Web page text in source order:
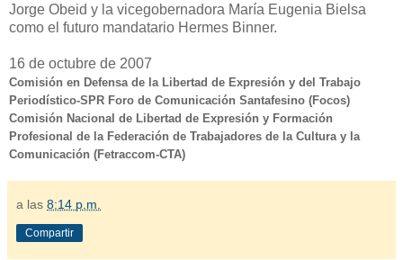
Jorge Obeid y la vicegobernadora María Eugenia Bielsa
como el futuro mandatario Hermes Binner.
16 de octubre de 2007
Comisión en Defensa de la Libertad de Expresión y del Trabajo
Periodístico-SPR Foro de Comunicación Santafesino (Focos)
Comisión Nacional de Libertad de Expresión y Formación
Profesional de la Federación de Trabajadores de la Cultura y la
Comunicación (Fetraccom-CTA)
a las 8:14 p.m.
Compartir